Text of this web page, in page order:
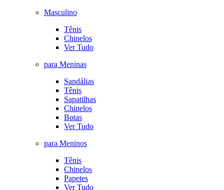
Masculino
Tênis
Chinelos
Ver Tudo
para Meninas
Sandálias
Tênis
Sapatilhas
Chinelos
Botas
Ver Tudo
para Meninos
Tênis
Chinelos
Papetes
Ver Tudo